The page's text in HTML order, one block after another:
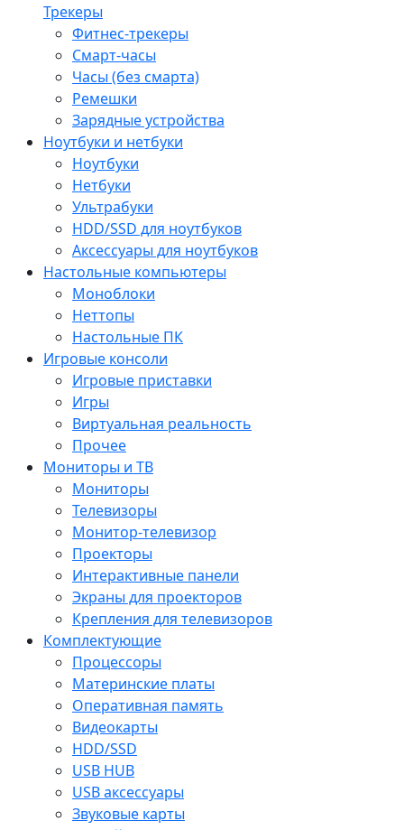
Трекеры
Фитнес-трекеры
Смарт-часы
Часы (без смарта)
Ремешки
Зарядные устройства
Ноутбуки и нетбуки
Ноутбуки
Нетбуки
Ультрабуки
HDD/SSD для ноутбуков
Аксессуары для ноутбуков
Настольные компьютеры
Моноблоки
Неттопы
Настольные ПК
Игровые консоли
Игровые приставки
Игры
Виртуальная реальность
Прочее
Мониторы и ТВ
Мониторы
Телевизоры
Монитор-телевизор
Проекторы
Интерактивные панели
Экраны для проекторов
Крепления для телевизоров
Комплектующие
Процессоры
Материнские платы
Оперативная память
Видеокарты
HDD/SSD
USB HUB
USB аксессуары
Звуковые карты